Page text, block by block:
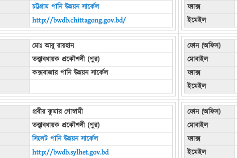
চট্টগ্রাম পানি উন্নয়ন সার্কেল
http://bwdb.chittagong.gov.bd/
ফ্যাক্স
ইমেইল
মোঃ আবু রায়হান
তত্ত্বাবধায়ক প্রকৌশলী (পুর)
কক্সবাজার পানি উন্নয়ন সার্কেল
ফোন (অফিস)
মোবাইল
ফ্যাক্স
ইমেইল
প্রবীর কুমার গোস্বামী
তত্ত্বাবধায়ক প্রকৌশলী (পুর)
সিলেট পানি উন্নয়ন সার্কেল
http://bwdb.sylhet.gov.bd
ফোন (অফিস)
মোবাইল
ফ্যাক্স
ইমেইল